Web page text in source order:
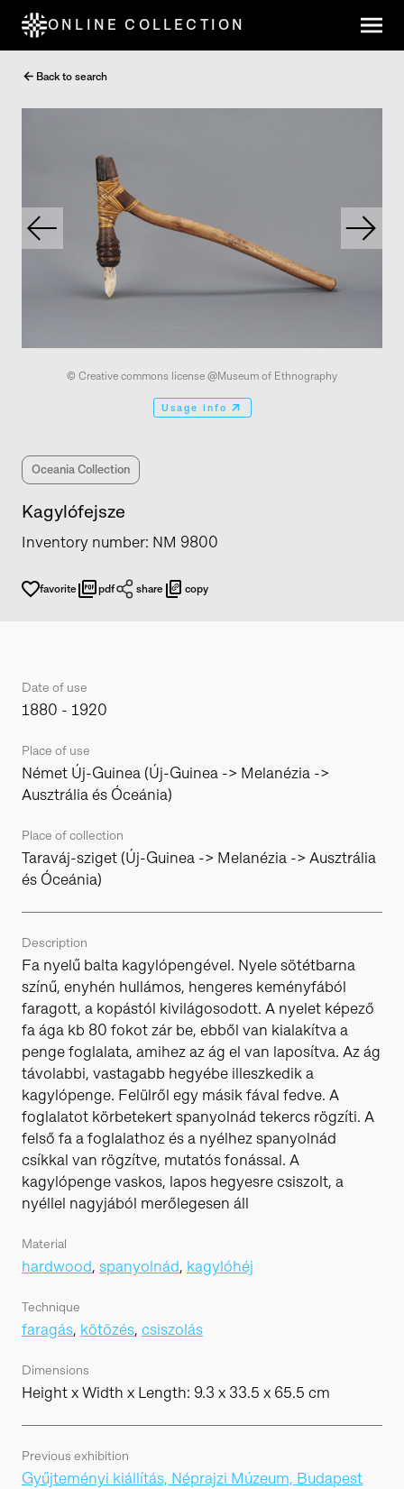
ONLINE COLLECTION
Back to search
© Creative commons license @Museum of Ethnography
Usage info
Oceania Collection
Kagylófejsze
Inventory number: NM 9800
favorite pdf share copy
Date of use
1880 - 1920
Place of use
Német Új-Guinea (Új-Guinea -> Melanézia ->
Ausztrália és Óceánia)
Place of collection
Taraváj-sziget (Új-Guinea -> Melanézia -> Ausztrália
és Óceánia)
Description
Fa nyelű balta kagylópengével. Nyele sötétbarna
színű, enyhén hullámos, hengeres keményfából
faragott, a kopástól kivilágosodott. A nyelet képező
fa ága kb 80 fokot zár be, ebből van kialakítva a
penge foglalata, amihez az ág el van laposítva. Az ág
távolabbi, vastagabb hegyébe illeszkedik a
kagylópenge. Felülről egy másik fával fedve. A
foglalatot körbetekert spanyolnád tekercs rögzíti. A
felső fa a foglalathoz és a nyélhez spanyolnád
csíkkal van rögzítve, mutatós fonással. A
kagylópenge vaskos, lapos hegyesre csiszolt, a
nyéllel nagyjából merőlegesen áll
Material
hardwood, spanyolnád, kagylóhéj
Technique
faragás, kötözés, csiszolás
Dimensions
Height x Width x Length: 9.3 x 33.5 x 65.5 cm
Previous exhibition
Gyűjteményi kiállítás, Néprajzi Múzeum, Budapest